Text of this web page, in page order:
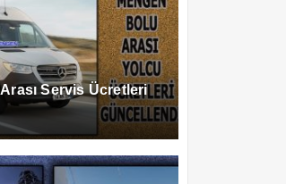
Servis Ücretleri